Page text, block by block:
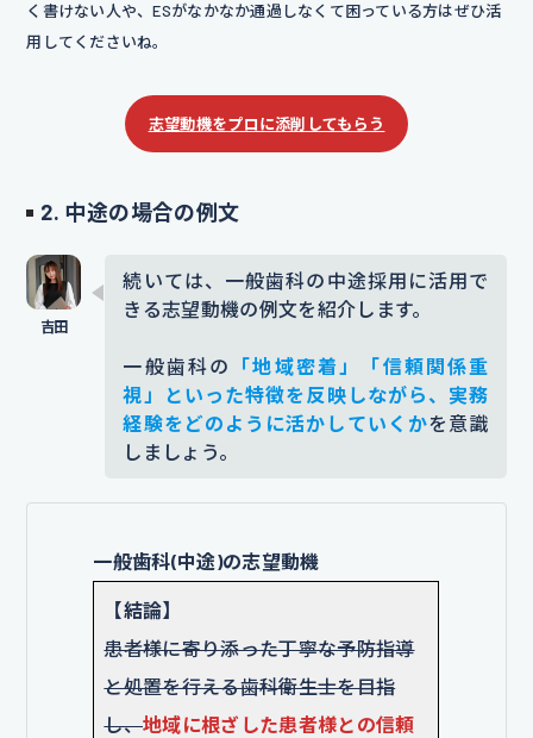
【入社後】
な対応を心がけ、
信頼される歯科衛
生士として治療前の声がけや説明な
地域医療に貢献してまいります。
添削コメント｜「どうすれば信頼されるのか」と
いう行動に落とし込むことで、採用担当者が重視
を示すことができ、活躍がイメージされやすくな
ります。
プロにお任せできます。
く書けない人や、ESがなかなか通過しなくて困っている方はぜひ活
用してくださいね。
志望動機をプロに添削してもらう
2. 中途の場合の例文
続いては、一般歯科の中途採用に活用で
きる志望動機の例文を紹介します。
一般歯科の
「地域密着」「信頼関係重
視」といった特徴を反映しながら、実務
経験をどのように活かしていくかを意識
しましょう。
一般歯科(中途)の志望動機
【結論】
患者様に寄り添った丁寧な予防指導
と処置を行える歯科衛生士を目指
し、地域に根ざした患者様との信頼